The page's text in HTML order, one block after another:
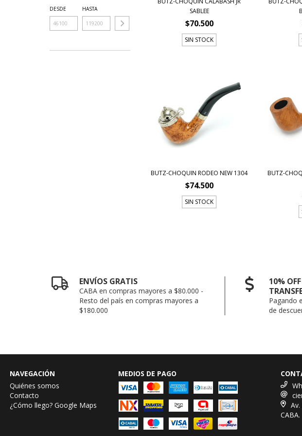
DESDE HASTA
SABLEE
$70.500
SIN STOCK
BUTZ-CHOQUIN RODEO NEW 1304
$74.500
SIN STOCK
BUTZ-
ENVÍOS GRATIS
CABA en compras mayores a $80.000 -
Resto del país en compras mayores a
$180.000
10%
Pagando
de
NAVEGACIÓN
Quiénes somos
Contacto
¿Cómo llego? Google Maps
MEDIOS DE PAGO
CABA.